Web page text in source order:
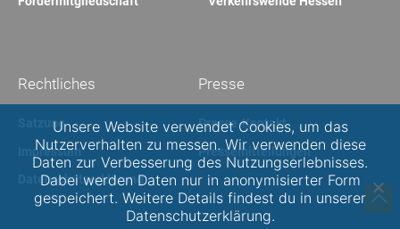
Presse
Presse-Kontakt
Pressemitteilungen
Rechtliches
Satzung
Impressum
Datenschutzerklärung
Unsere Website verwendet Cookies, um das
Nutzerverhalten zu messen. Wir verwenden diese
Daten zur Verbesserung des Nutzungserlebnisses.
Dabei werden Daten nur in anonymisierter Form
gespeichert. Weitere Details findest du in unserer
Datenschutzerklärung.